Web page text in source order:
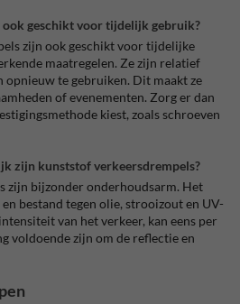
geschikt voor tijdelijk gebruik?
zijn ook geschikt voor tijdelijke
maatregelen. Ze zijn relatief
opnieuw te gebruiken. Dit maakt ze
of evenementen. Zorg er dan
kiest, zoals schroeven
zijn kunststof verkeersdrempels?
zijn bijzonder onderhoudsarm. Het
bestand tegen olie, strooizout en UV-
van het verkeer, kan eens per
voldoende zijn om de reflectie en